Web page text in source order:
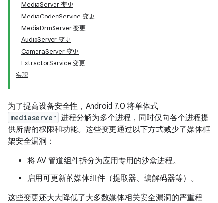
MediaServer 变更
MediaCodecService 变更
MediaDrmServer 变更
AudioServer 变更
CameraServer 变更
ExtractorService 变更
实现
为了提高设备安全性，Android 7.0 将单体式
mediaserver 进程分解为多个进程，同时仅向各个进程提
供所需的权限和功能。这些变更通过以下方式减少了媒体框
架安全漏洞：
将 AV 管道组件拆分为应用专用的沙盒进程。
启用可更新的媒体组件（提取器、编解码器等）。
这些变更还大大降低了大多数媒体相关安全漏洞的严重程